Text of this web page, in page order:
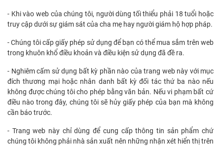
- Khi vào web của chúng tôi, người dùng tối thiểu phải 18 tuổi hoặc
truy cập dưới sự giám sát của cha mẹ hay người giám hộ hợp pháp.
- Chúng tôi cấp giấy phép sử dụng để bạn có thể mua sắm trên web
trong khuôn khổ điều khoản và điều kiện sử dụng đã đề ra.
- Nghiêm cấm sử dụng bất kỳ phần nào của trang web này với mục
đích thương mại hoặc nhân danh bất kỳ đối tác thứ ba nào nếu
không được chúng tôi cho phép bằng văn bản. Nếu vi phạm bất cứ
điều nào trong đây, chúng tôi sẽ hủy giấy phép của bạn mà không
cần báo trước.
- Trang web này chỉ dùng để cung cấp thông tin sản phẩm chứ
chúng tôi không phải nhà sản xuất nên những nhận xét hiển thị trên